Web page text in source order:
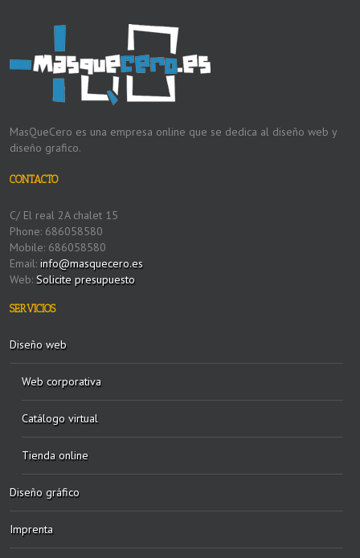
MasQueCero es una empresa online que se dedica al diseño web y
diseño grafico.
CONTACTO
C/ El real 2A chalet 15
Phone: 686058580
Mobile: 686058580
Email: info@masquecero.es
Web: Solicite presupuesto
SERVICIOS
Diseño web
Web corporativa
Catálogo virtual
Tienda online
Diseño gráfico
Imprenta